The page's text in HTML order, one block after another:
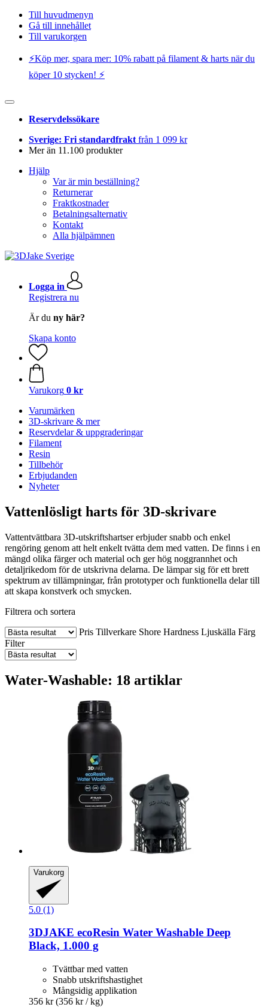
Till huvudmenyn
Gå till innehållet
Till varukorgen
⚡️Köp mer, spara mer: 10% rabatt på filament & harts när du
köper 10 stycken! ⚡️
Reservdelssökare
Sverige: Fri standardfrakt från 1 099 kr
Mer än 11.100 produkter
Hjälp
Var är min beställning?
Returnerar
Fraktkostnader
Betalningsalternativ
Kontakt
Alla hjälpämnen
Logga in
Registrera nu
Är du ny här?
Skapa konto
Varukorg 0 kr
Varumärken
3D-skrivare & mer
Reservdelar & uppgraderingar
Filament
Resin
Tillbehör
Erbjudanden
Nyheter
Vattenlösligt harts för 3D-skrivare
Vattentvättbara 3D-utskriftshartser erbjuder snabb och enkel
rengöring genom att helt enkelt tvätta dem med vatten. De finns i en
mängd olika färger och material och ger hög noggrannhet och
detaljrikedom för de utskrivna delarna. De lämpar sig för ett brett
spektrum av tillämpningar, från prototyper och funktionella delar till
att skapa konstverk och smycken.
Filtrera och sortera
Pris Tillverkare Shore Hardness Ljuskälla Färg
Filter
Water-Washable: 18 artiklar
Varukorg
5.0 (1)
3DJAKE ecoResin Water Washable Deep
Black, 1.000 g
Tvättbar med vatten
Snabb utskriftshastighet
Mångsidig applikation
356 kr (356 kr / kg)